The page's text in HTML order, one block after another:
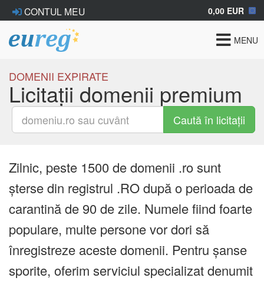
CONTUL MEU 0,00 EUR
Toggle
MENU
DOMENII EXPIRATE
Licitații domenii premium
Caută în licitații
Zilnic, peste 1500 de domenii .ro sunt
șterse din registrul .RO după o perioada de
carantină de 90 de zile. Numele fiind foarte
populare, multe persone vor dori să
înregistreze aceste domenii. Pentru șanse
sporite, oferim serviciul specializat denumit